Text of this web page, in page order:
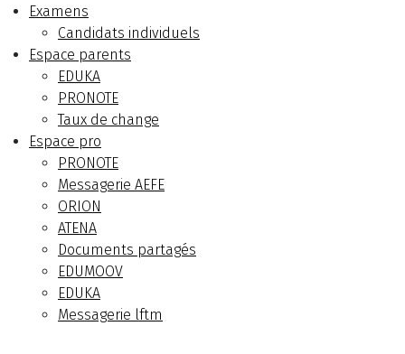
Examens
Candidats individuels
Espace parents
EDUKA
PRONOTE
Taux de change
Espace pro
PRONOTE
Messagerie AEFE
ORION
ATENA
Documents partagés
EDUMOOV
EDUKA
Messagerie lftm